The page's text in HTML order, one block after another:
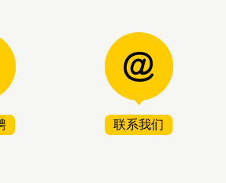
联系我们